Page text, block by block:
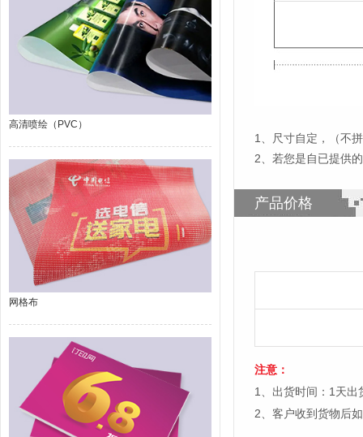
高清喷绘（PVC）
网格布
1
尺寸自定，（不
2、若您是自已提供
产品价格
注意：
1、出货时间：1天出
2、客户收到货物后